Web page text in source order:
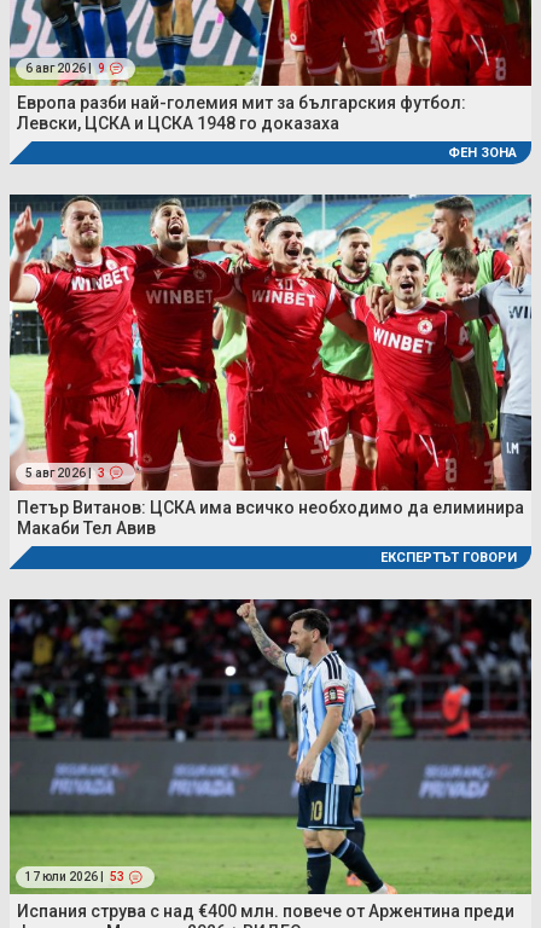
6 авг 2026 | 9
Европа разби най-големия мит за българския футбол:
Левски, ЦСКА и ЦСКА 1948 го доказаха
ФЕН ЗОНА
5 авг 2026 | 3
Петър Витанов: ЦСКА има всичко необходимо да елиминира
Макаби Тел Авив
ЕКСПЕРТЪТ ГОВОРИ
17 юли 2026 | 53
Испания струва с над €400 млн. повече от Аржентина преди